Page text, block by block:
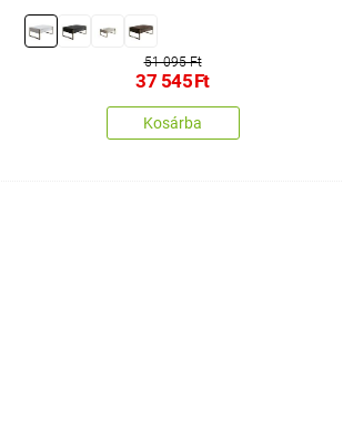
51 095 Ft
37 545Ft
Kosárba